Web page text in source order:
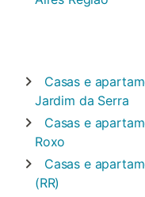
Casas e
Jardim da Serra
Casas e
Roxo
Casas e
(RR)